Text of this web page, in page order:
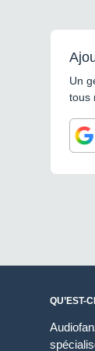
Un
tous
QU’EST-